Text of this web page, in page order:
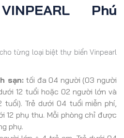
Phú
từng loại biệt thự biển Vinpearl
sạn: tối đa 04 người (03 người
12 tuổi hoặc 02 người lớn và
tuổi). Trẻ dưới 04 tuổi miễn phí,
12 phụ thu. Mỗi phòng chỉ được
phụ.